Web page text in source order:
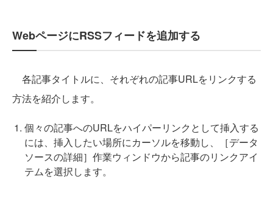
WebページにRSSフィードを追加する
各記事タイトルに、それぞれの記事URLをリンクする
方法を紹介します。
個々の記事へのURLをハイパーリンクとして挿入する
には、挿入したい場所にカーソルを移動し、［データ
ソースの詳細］作業ウィンドウから記事のリンクアイ
テムを選択します。